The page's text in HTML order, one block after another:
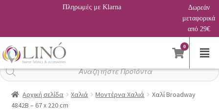
Πληρωμές με Klarna
Δωρεάν
μεταφορικά
από 29€
0
Αναζήτηση
προϊόντων
Αρχική σελίδα Χαλιά Μοντέρνα Χαλιά
Χαλί Broadway
4842B – 67 x 220 cm